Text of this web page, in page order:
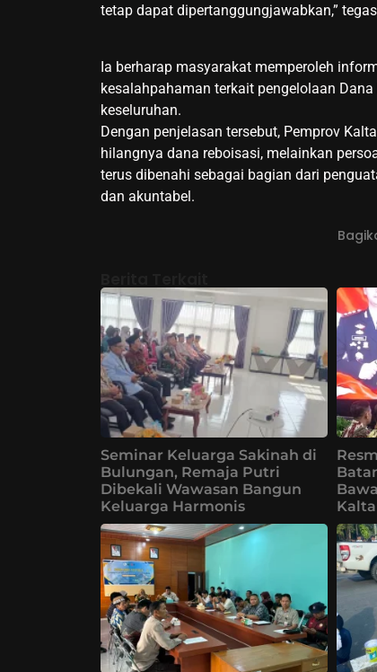
tetap dapat dipertanggungjawabkan,”
Ia berharap masyarakat memperoleh
kesalahpahaman terkait pengelolaan
keseluruhan.
Dengan penjelasan tersebut, Pemprov
hilangnya dana reboisasi, melainkan
terus dibenahi sebagai bagian dari
dan akuntabel.
Seminar Keluarga Sakinah di
Bulungan, Remaja Putri
Dibekali Wawasan Bangun
Keluarga Harmonis